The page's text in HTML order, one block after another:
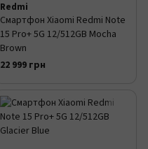
Redmi
Смартфон Xiaomi Redmi Note
15 Pro+ 5G 12/512GB Mocha
Brown
22 999 грн